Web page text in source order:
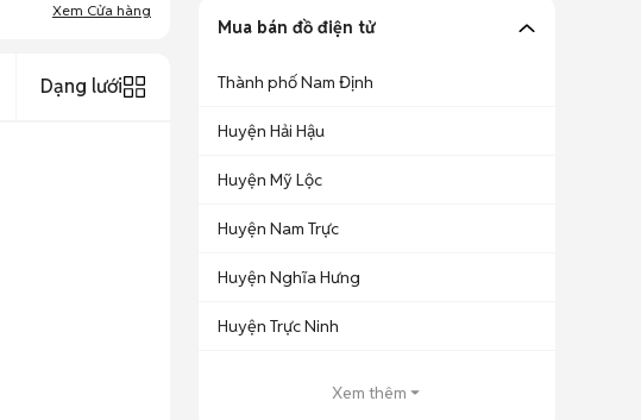
Xem Cửa hàng
Dạng lưới
Mua bán đồ điện tử
Thành phố Nam Định
Huyện Hải Hậu
Huyện Mỹ Lộc
Huyện Nam Trực
Huyện Nghĩa Hưng
Huyện Trực Ninh
Xem thêm